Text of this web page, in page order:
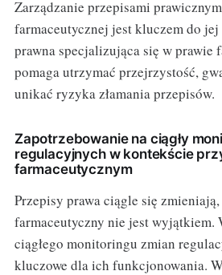
Zarządzanie przepisami
farmaceutycznej jest kluczem do
prawna specjalizująca się w prawie
pomaga utrzymać przejrzystość,
unikać ryzyka złamania przepisów.
Zapotrzebowanie na ciągły
regulacyjnych w kontekście
farmaceutycznym
Przepisy prawa ciągle się
farmaceutyczny nie jest wyjątkiem.
ciągłego monitoringu zmian
kluczowe dla ich funkcjonowania.